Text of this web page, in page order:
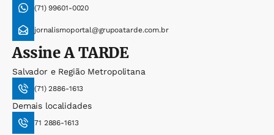
(71) 99601-0020
jornalismoportal@grupoatarde.com.br
AssineA TARDE
Salvador e Região Metropolitana
(71) 2886-1613
Demais localidades
71 2886-1613